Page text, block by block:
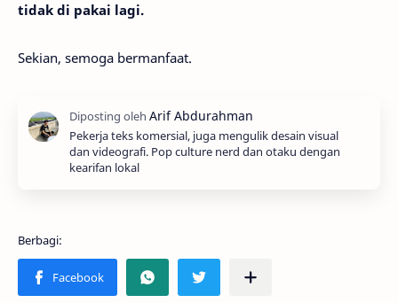
tidak di pakai lagi.
Sekian, semoga bermanfaat.
Pekerja teks komersial, juga mengulik desain visual
dan videografi. Pop culture nerd dan otaku dengan
kearifan lokal